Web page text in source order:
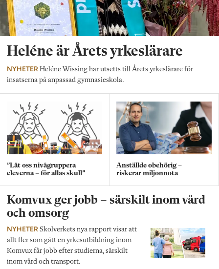
Heléne är Årets yrkeslärare
NYHETER Heléne Wissing har utsetts till Årets yrkeslärare för
insatserna på anpassad gymnasieskola.
”Låt oss nivågruppera
eleverna – för allas skull”
Anställde obehörig –
riskerar miljonnota
Komvux ger jobb – särskilt inom vård
och omsorg
NYHETER Skolverkets nya rapport visar att
allt fler som gått en yrkesutbildning inom
Komvux får jobb efter studierna, särskilt
inom vård och transport.